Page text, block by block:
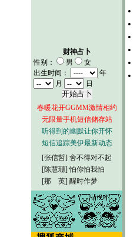
财神占卜
性别：
男
女
出生时间：
年
月
日
春暖花开GGMM激情相约
无限量手机短信储存站
听得到的幽默让你开怀
短信追踪美伊最新动态
[张信哲] 舍不得对不起
[陈慧珊] 怕你怕我怕
[那 英] 醒时作梦